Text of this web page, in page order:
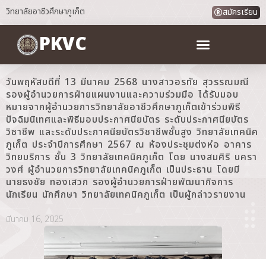
วิทยาลัยอาชีวศึกษาภูเก็ต สมัครเรียน
PKVC
วันพฤหัสบดีที่ 13 มีนาคม 2568 นางสาวอรทัย สุวรรณมณี
รองผู้อำนวยการฝ่ายแผนงานและความร่วมมือ ได้รับมอบ
หมายจากผู้อำนวยการวิทยาลัยอาชีวศึกษาภูเก็ตเข้าร่วมพิธี
ปัจฉิมนิเทศและพิธีมอบประกาศนียบัตร ระดับประกาศนียบัตร
วิชาชีพ และระดับประกาศนียบัตรวิชาชีพชั้นสูง วิทยาลัยเทคนิค
ภูเก็ต ประจำปีการศึกษา 2567 ณ ห้องประชุมต่งห่อ อาคาร
วิทยบริการ ชั้น 3 วิทยาลัยเทคนิคภูเก็ต โดย นางสมศิริ นครา
วงศ์ ผู้อำนวยการวิทยาลัยเทคนิคภูเก็ต เป็นประธาน โดยมี
นายธงชัย ทองเสวก รองผู้อำนวยการฝ่ายพัฒนากิจการ
นักเรียน นักศึกษา วิทยาลัยเทคนิคภูเก็ต เป็นผู้กล่าวรายงาน
มีนาคม 16, 2025